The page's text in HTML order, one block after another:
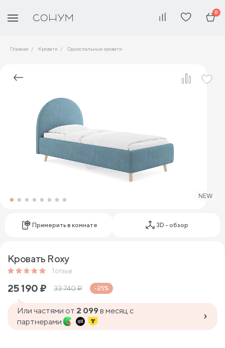
0
Главная Кровати Односпальные кровати
NEW
Примерить в комнате 3D - обзор
Кровать Roxy
1 отзыв
25 190 ₽ 33 740₽ -25%
Или частями от 2 099в месяц с
партнерами